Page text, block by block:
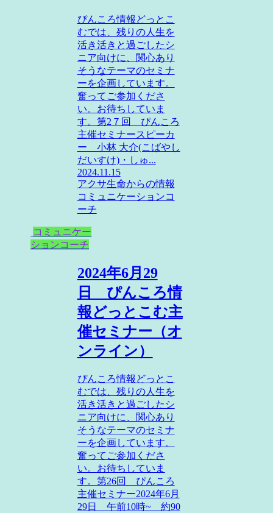
ぴんころ情報どっとこ
むでは、残りの人生を
活き活きと過ごしたシ
ニア向けに、関心あり
そうなテーマのセミナ
ーを企画しています。
奮ってご参加くださ
い。お待ちしていま
す。第2７回 ぴんころ
主催セミナースピーカ
ー 小林 大介(こばやし
だいすけ)・しゅ...
2024.11.15
アクサ生命からの情報
コミュニケーションコ
ーチ
コミュニケー
ションコーチ
2024年6月29
日 ぴんころ情
報どっとこむ主
催セミナー（オ
ンライン）
ぴんころ情報どっとこ
むでは、残りの人生を
活き活きと過ごしたシ
ニア向けに、関心あり
そうなテーマのセミナ
ーを企画しています。
奮ってご参加くださ
い。お待ちしていま
す。第26回 ぴんころ
主催セミナー2024年6月
29日 午前10時~ 約90